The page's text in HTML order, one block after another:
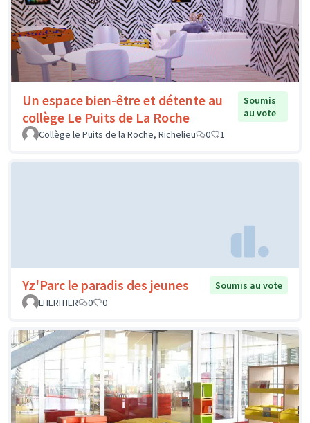
Un espace bien-être et détente au
collège Le Puits de La Roche
Soumis
au vote
Collège le Puits de la Roche, Richelieu
0 1
Yz'Parc le paradis des jeunes
Soumis au vote
LHERITIER
0 0